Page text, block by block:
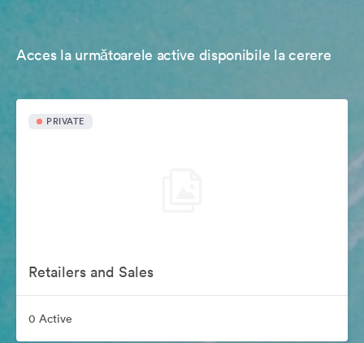
Acces la următoarele active disponibile la cerere
PRIVATE
Retailers and Sales
0 Active